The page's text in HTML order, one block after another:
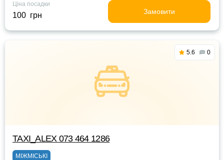
Ціна посадки
100 грн Замовити
5.6 0
TAXI_ALEX 073 464 1286
МІЖМІСЬКІ